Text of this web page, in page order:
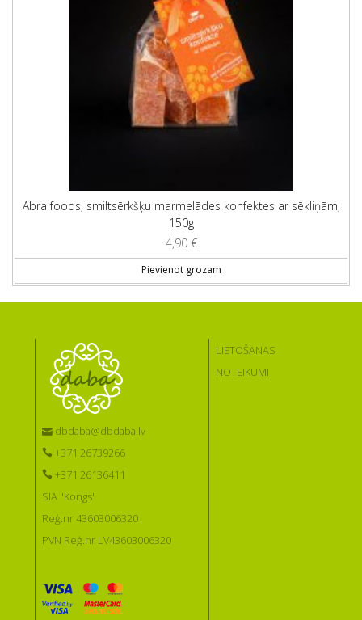
Abra foods, smiltsērkšķu marmelādes konfektes ar sēkliņām,
150g
4,90 €
Pievienot grozam
dbdaba@dbdaba.lv
+371 26739266
+371 26136411
SIA "Kongs"
Reģ.nr 43603006320
PVN Reģ.nr LV43603006320
LIETOŠANAS
NOTEIKUMI